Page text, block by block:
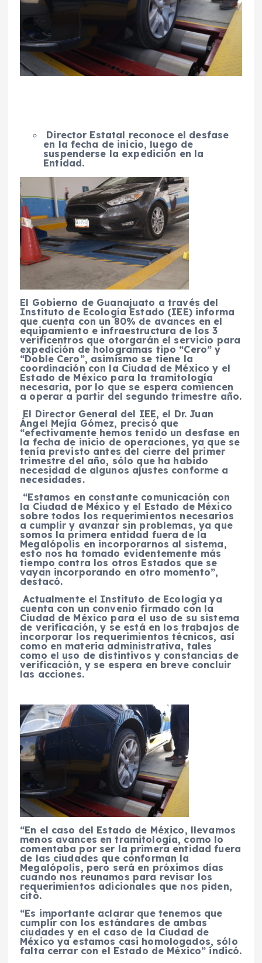
Director Estatal reconoce el desfase
en la fecha de inicio, luego de
suspenderse la expedición en la
Entidad.
El Gobierno de Guanajuato a través del
Instituto de Ecología Estado (IEE) informa
que cuenta con un 80% de avances en el
equipamiento e infraestructura de los 3
verificentros que otorgarán el servicio para
expedición de hologramas tipo “Cero” y
“Doble Cero”, asimismo se tiene la
coordinación con la Ciudad de México y el
Estado de México para la tramitología
necesaria, por lo que se espera comiencen
a operar a partir del segundo trimestre año.
El Director General del IEE, el Dr. Juan
Ángel Mejía Gómez, precisó que
“efectivamente hemos tenido un desfase en
la fecha de inicio de operaciones, ya que se
tenía previsto antes del cierre del primer
trimestre del año, sólo que ha habido
necesidad de algunos ajustes conforme a
necesidades.
“Estamos en constante comunicación con
la Ciudad de México y el Estado de México
sobre todos los requerimientos necesarios
a cumplir y avanzar sin problemas, ya que
somos la primera entidad fuera de la
Megalópolis en incorporarnos al sistema,
esto nos ha tomado evidentemente más
tiempo contra los otros Estados que se
vayan incorporando en otro momento”,
destacó.
Actualmente el Instituto de Ecología ya
cuenta con un convenio firmado con la
Ciudad de México para el uso de su sistema
de verificación, y se está en los trabajos de
incorporar los requerimientos técnicos, así
como en materia administrativa, tales
como el uso de distintivos y constancias de
verificación, y se espera en breve concluir
las acciones.
“En el caso del Estado de México, llevamos
menos avances en tramitología, como lo
comentaba por ser la primera entidad fuera
de las ciudades que conforman la
Megalópolis, pero será en próximos días
cuando nos reunamos para revisar los
requerimientos adicionales que nos piden,
citó.
“Es importante aclarar que tenemos que
cumplir con los estándares de ambas
ciudades y en el caso de la Ciudad de
México ya estamos casi homologados, sólo
falta cerrar con el Estado de México” indicó.